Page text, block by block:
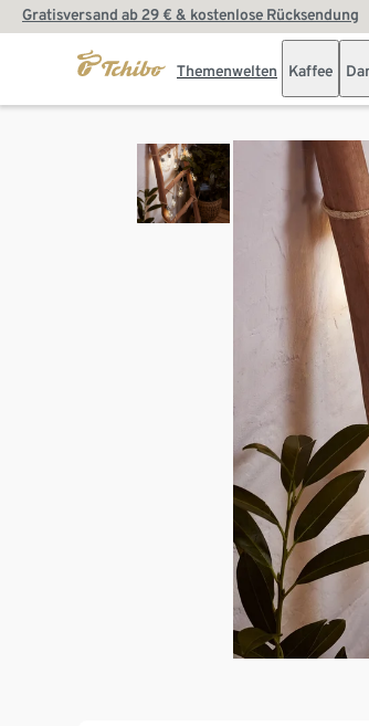
Gratisversand ab 29 € & kostenlose Rücksendung
Themenwelten Kaffee